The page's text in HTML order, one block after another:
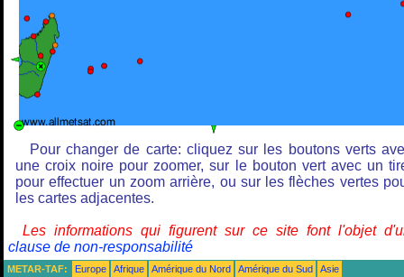
Pour changer de carte: cliquez sur les boutons verts
une croix noire pour zoomer, sur le bouton vert avec un
pour effectuer un zoom arrière, ou sur les flèches vertes
les cartes adjacentes.
Les informations qui figurent sur ce site font l'objet
clause de non-responsabilité
METAR-TAF: Europe Afrique Amérique du Nord Amérique du Sud Asie